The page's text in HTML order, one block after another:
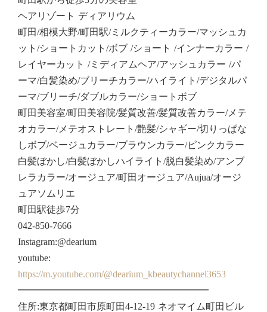
ヘアリゾート ディアリウム
町田/相模大野/町田駅/ミルクティーカラー/マッシュカ
ット/ショートカット/ボブ /ショート /インナーカラー /
レイヤーカット /ミディアムヘア/アッシュカラー /パ
ーマ/白髪染め/ブリーチカラー/ハイライト/デジタルパ
ーマ/ブリーチ/ダブルカラー/ショートボブ
町田美容室/町田美容院/髪質改善/髪質改善カラー/メテ
オカラー/メテオストレート/艶髪/シャギー/切りっぱな
しボブ/ベージュカラー/ブラウンカラー/ピンクカラー
白髪ぼかし/白髪ぼかしハイライト/脱白髪染め/アンブ
レラカラー/オージュア/町田オージュア/Aujua/オージ
ュアソムリエ
町田駅徒歩7分
042-850-7666
Instagram:@dearium
youtube:
https://m.youtube.com/@dearium_kbeautychannel3653
━━━━━━━━━━━━━━━━━━━━
住所:東京都町田市原町田4-12-19 ネオマイム町田ビル